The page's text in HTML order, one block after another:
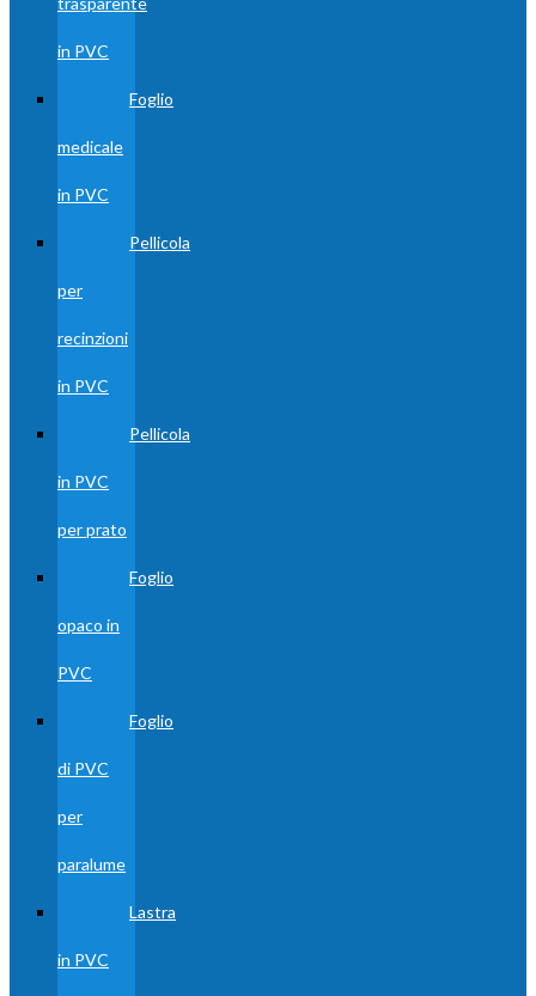
in PVC
Foglio
medicale
in PVC
Pellicola
per
recinzioni
in PVC
Pellicola
in PVC
per prato
Foglio
opaco in
PVC
Foglio
di PVC
per
paralume
Lastra
in PVC